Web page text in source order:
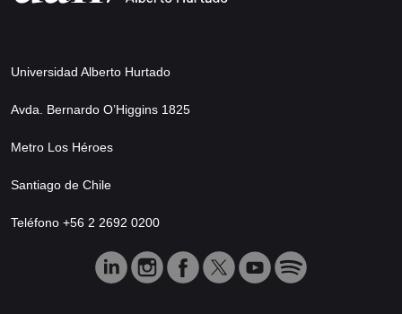
Universidad Alberto Hurtado
Avda. Bernardo O’Higgins 1825
Metro Los Héroes
Santiago de Chile
Teléfono +56 2 2692 0200